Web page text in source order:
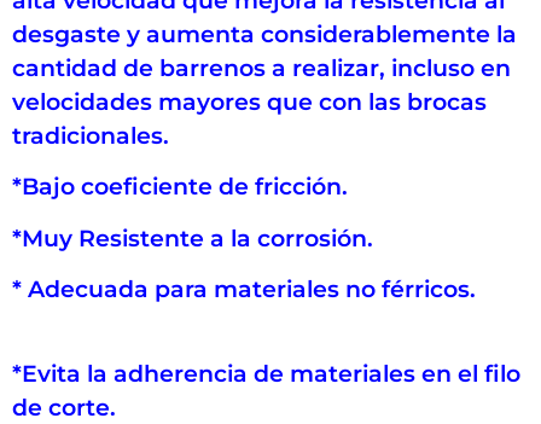
desgaste y aumenta considerablemente la
cantidad de barrenos a realizar, incluso en
velocidades mayores que con las brocas
tradicionales.
*Bajo coeficiente de fricción.
*Muy Resistente a la corrosión.
* Adecuada para materiales no férricos.
*Evita la adherencia de materiales en el filo
de corte.